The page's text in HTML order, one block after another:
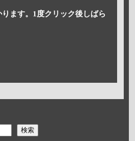
ます。1度クリック後しばら
検索